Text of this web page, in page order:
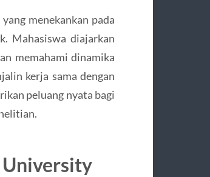
menekankan pada
Mahasiswa diajarkan
memahami dinamika
kerja sama dengan
peluang nyata bagi